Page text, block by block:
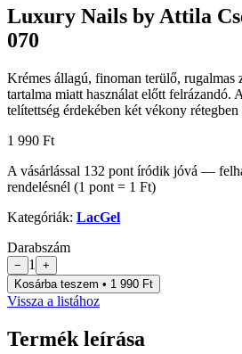
Luxury Nails by Attila
070
Krémes állagú, finoman terülő, rugalmas
tartalma miatt használat előtt felrázandó.
telítettség érdekében két vékony
1 990 Ft
A vásárlással 132 pont íródik jóvá —
rendelésnél (1 pont = 1 Ft)
Kategóriák: LacGel
Darabszám
− 1
+
Kosárba teszem • 1 990 Ft
Vissza a listához
Termék leírása